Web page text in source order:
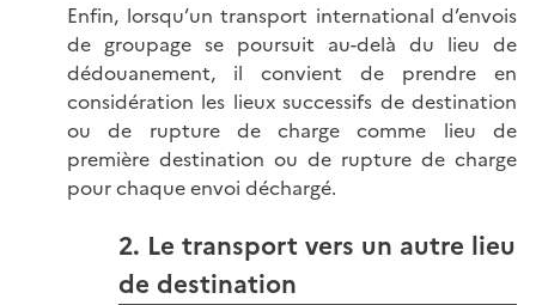
Enfin, lorsqu’un transport international d’envois
de groupage se poursuit au-delà du lieu de
dédouanement, il convient de prendre en
considération les lieux successifs de destination
ou de rupture de charge comme lieu de
première destination ou de rupture de charge
pour chaque envoi déchargé.
2. Le transport vers un autre lieu
de destination